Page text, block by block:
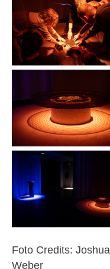
Foto Credits: Joshua
Weber